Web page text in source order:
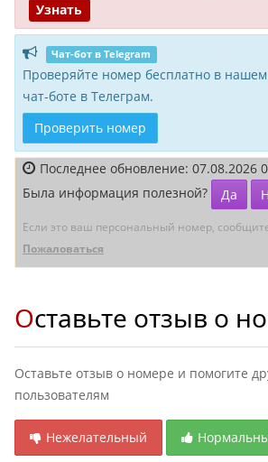
Узнать
Чат-бот в Telegram
Проверяйте номер бесплатно в
чат-боте в Телеграм.
Проверить номер
Последнее обновление: 07.08.2026
Была информация полезной?
Да
Если это ваш персональный номер,
Пожаловаться
Оставьте отзыв о
Оставьте отзыв о номере и помогите
пользователям
Нежелательный